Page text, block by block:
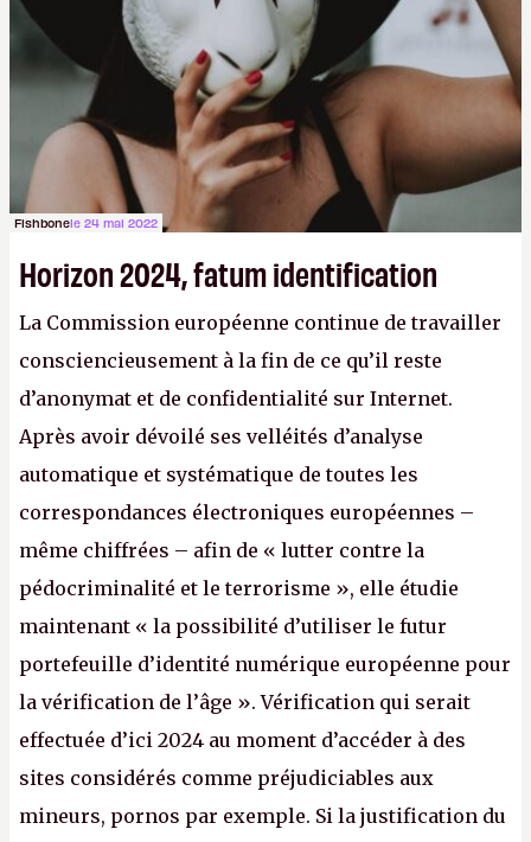
Lastovich)
Fishbonele 24 mai 2022
Horizon 2024, fatum identification
La Commission européenne continue de travailler
consciencieusement à la fin de ce qu’il reste
d’anonymat et de confidentialité sur Internet.
Après avoir dévoilé ses velléités d’analyse
automatique et systématique de toutes les
correspondances électroniques européennes –
même chiffrées – afin de « lutter contre la
pédocriminalité et le terrorisme », elle étudie
maintenant « la possibilité d’utiliser le futur
portefeuille d’identité numérique européenne pour
la vérification de l’âge ». Vérification qui serait
effectuée d’ici 2024 au moment d’accéder à des
sites considérés comme préjudiciables aux
mineurs, pornos par exemple. Si la justification du